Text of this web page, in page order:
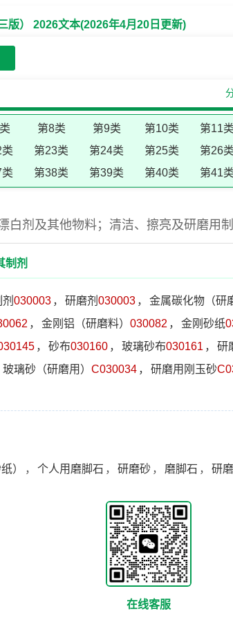
） 2026文本(2026年4月20日更新)
第8类 第9类 第10类 第11类
第23类 第24类 第25类 第26类
第38类 第39类 第40类 第41类
剂及其他物料；清洁、擦亮及研磨用制
制剂
030003 ， 研磨剂 030003 ， 金属碳化物（研
， 金刚铝（研磨料） 030082 ， 金刚砂纸
， 砂布030160 ， 玻璃砂布030161 ， 研
玻璃砂（研磨用） C030034 ， 研磨用刚玉砂
） ， 个人用磨脚石 ， 研磨砂 ， 磨脚石 ， 研
在线客服